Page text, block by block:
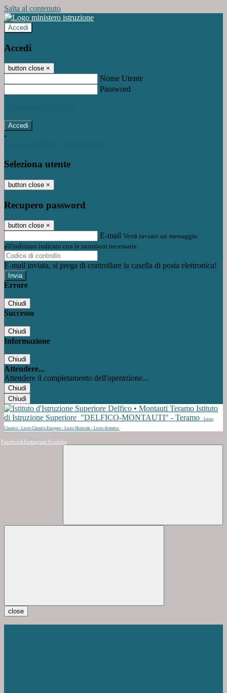
Salta al contenuto
Accedi
Accedi
button close ×
Nome Utente
Password
-
Seleziona utente
button close ×
Recupero password
button close ×
E-mail Verrà inviato un messaggio
all'indirizzo indicato con le istruzioni necessarie.
E-mail inviata, si prega di controllare la casella di posta elettronica!
Errore
Chiudi
Successo
Chiudi
Informazione
Chiudi
Attendere...
Attendere il completamento dell'operazione...
Chiudi
Chiudi
Istituto
di Istruzione Superiore "DELFICO-MONTAUTI" - Teramo
Liceo
Classico - Liceo Classico Europeo - Liceo Musicale - Liceo Artistico
Facebook InstagramYoutube
close